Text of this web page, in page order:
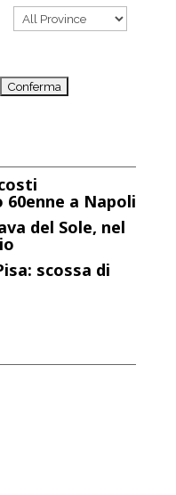
a Napoli
del Sole, nel
scossa di